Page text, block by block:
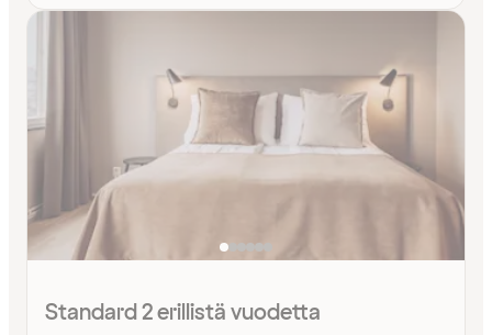
Standard 2 erillistä vuodetta